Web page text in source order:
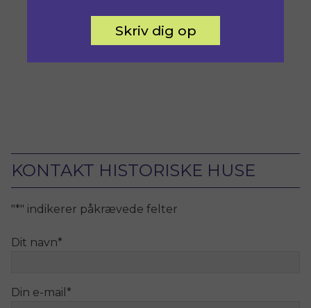
KONTAKT HISTORISKE HUSE
"*" indikerer påkrævede felter
Dit navn*
Din e-mail *
Skriv dig op